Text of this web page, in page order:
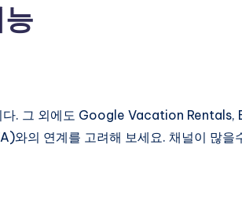
. 그 외에도 Google Vacation Rentals,
와의 연계를 고려해 보세요. 채널이 많을